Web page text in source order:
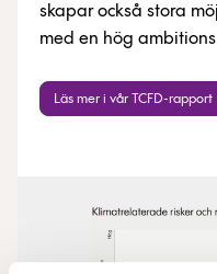
skapar också stora
med en hög
Läs mer i vår TCFD-